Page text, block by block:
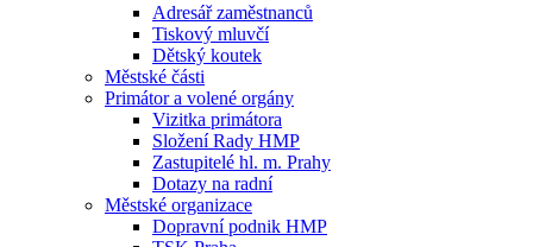
Adresář zaměstnanců
Tiskový mluvčí
Dětský koutek
Městské části
Primátor a volené orgány
Vizitka primátora
Složení Rady HMP
Zastupitelé hl. m. Prahy
Dotazy na radní
Městské organizace
Dopravní podnik HMP